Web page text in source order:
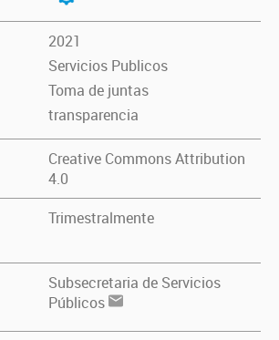
2021
Servicios Publicos
Toma de juntas
transparencia
Creative Commons Attribution
4.0
Trimestralmente
Subsecretaria de Servicios
Públicos